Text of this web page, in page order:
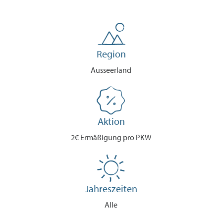
Region
Ausseerland
Aktion
2€ Ermäßigung pro PKW
Jahreszeiten
Alle